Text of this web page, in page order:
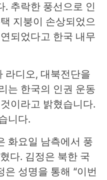
. 추락한 풍선으로 인
지붕이 손상되었으
되었다고 한국 내무
라디오, 대북전단을
는 한국의 인권 운동
이라고 밝혔습니다.
니다.
화요일 남측에서 풍
다. 김정은 북한 국
성명을 통해 “이번